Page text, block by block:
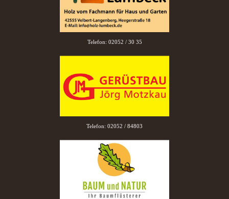
Telefon: 02052 / 30 35
Telefon: 02052 / 84803